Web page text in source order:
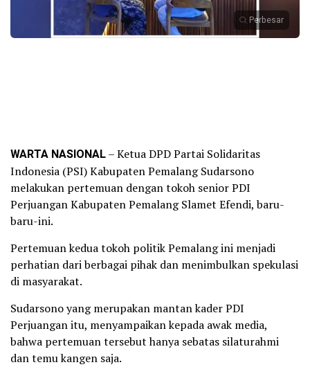
Perbesar
WARTA NASIONAL– Ketua DPD Partai Solidaritas
Indonesia (PSI) Kabupaten Pemalang Sudarsono
melakukan pertemuan dengan tokoh senior PDI
Perjuangan Kabupaten Pemalang Slamet Efendi, baru-
baru-ini.
Pertemuan kedua tokoh politik Pemalang ini menjadi
perhatian dari berbagai pihak dan menimbulkan spekulasi
di masyarakat.
Sudarsono yang merupakan mantan kader PDI
Perjuangan itu, menyampaikan kepada awak media,
bahwa pertemuan tersebut hanya sebatas silaturahmi
dan temu kangen saja.